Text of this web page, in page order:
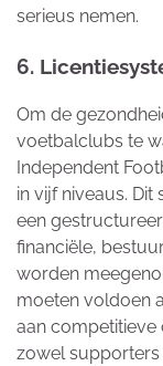
serieus nemen.
6.
Om de
voetbalclubs te
Independent
in vijf niveaus.
een
financiële,
worden
moeten voldoen
aan
zowel